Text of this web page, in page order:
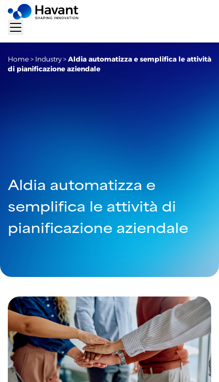
Aldia automatizza e
semplifica le attività di
pianificazione aziendale
Home> Industry>Aldia automatizza e semplifica le attività
di pianificazione aziendale